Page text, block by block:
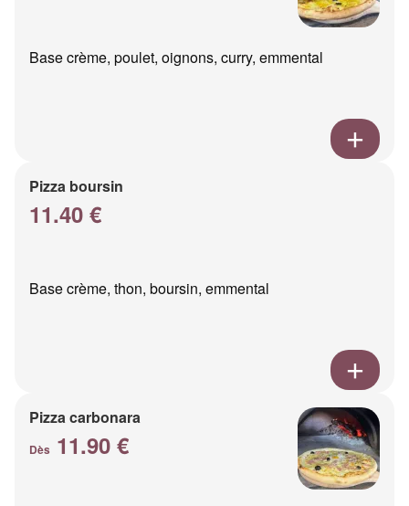
Base crème, poulet, oignons, curry, emmental
Pizza boursin
11.40 €
Base crème, thon, boursin, emmental
Pizza carbonara
Dès 11.90 €